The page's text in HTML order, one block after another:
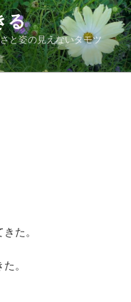
る
と姿の見えないタモツ
た。
。